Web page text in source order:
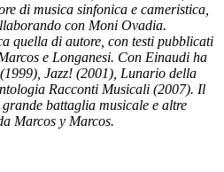
di musica sinfonica e cameristica,
con Moni Ovadia.
quella di autore, con testi pubblicati
e Longanesi. Con Einaudi ha
Jazz! (2001), Lunario della
Racconti Musicali (2007). Il
battaglia musicale e altre
Marcos y Marcos.